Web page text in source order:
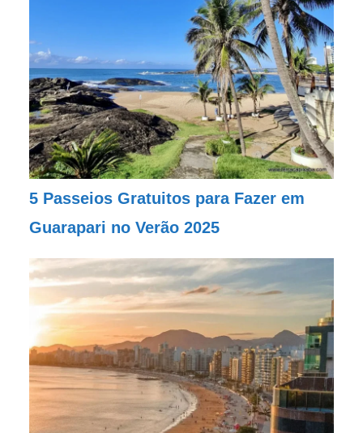
5 Passeios Gratuitos para Fazer em
Guarapari no Verão 2025